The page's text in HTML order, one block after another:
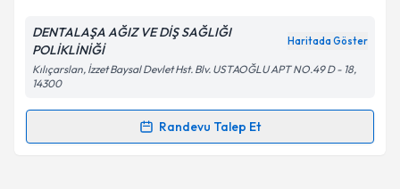
Metni'ni okudum ve kişisel verilerimin belirtilen
kapsamda işlenmesini kabul ediyorum.
DENTALAŞA AĞIZ VE DİŞ SAĞLIĞI
POLİKLİNİĞİ
Haritada Göster
Kılıçarslan, İzzet Baysal Devlet Hst. Blv. USTAOĞLU APT NO.49 D - 18,
14300
Randevu Talep Et
Randevu Takvimi Talebi